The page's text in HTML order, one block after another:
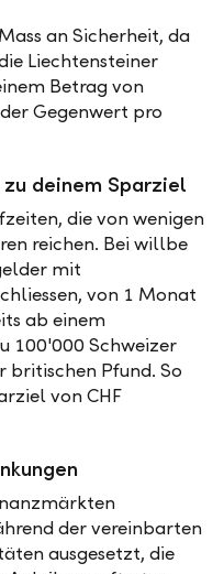
an Sicherheit, da
Liechtensteiner
Betrag von
Gegenwert pro
deinem Sparziel
die von wenigen
reichen. Bei willbe
mit
von 1 Monat
ab einem
100'000 Schweizer
britischen Pfund. So
von CHF
der vereinbarten
ausgesetzt, die